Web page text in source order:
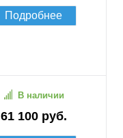
Подробнее
61 100 руб.
В наличии